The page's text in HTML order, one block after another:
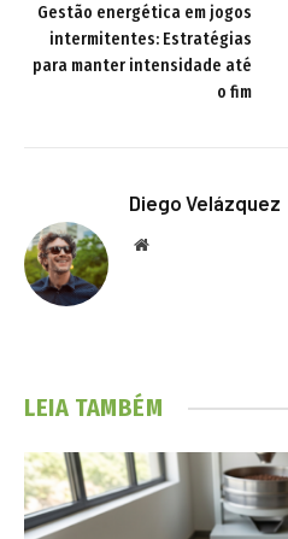
Gestão energética em jogos
intermitentes: Estratégias
para manter intensidade até
o fim
Diego Velázquez
Website
LEIA TAMBÉM